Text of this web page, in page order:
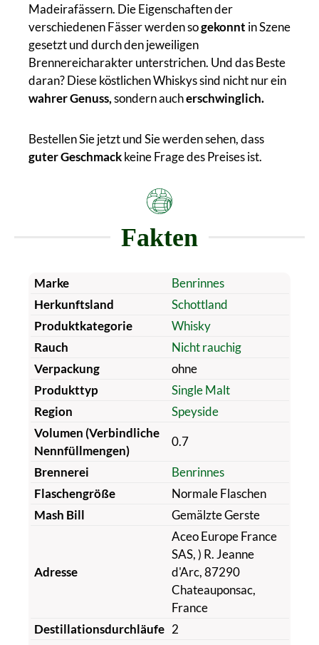
Madeirafässern. Die Eigenschaften der
verschiedenen Fässer werden sogekonnt in Szene
gesetzt und durch den jeweiligen
Brennereicharakter unterstrichen. Und das Beste
daran? Diese köstlichen Whiskys sind nicht nur ein
wahrer Genuss,sondern aucherschwinglich.
Bestellen Sie jetzt und Sie werden sehen, dass
guter Geschmackkeine Frage des Preises ist.
Fakten
Marke
Benrinnes
Herkunftsland
Schottland
Produktkategorie
Whisky
Rauch
Nicht rauchig
Verpackung
ohne
Produkttyp
Single Malt
Region
Speyside
Volumen (Verbindliche
Nennfüllmengen)
0.7
Brennerei
Benrinnes
Flaschengröße
Normale Flaschen
Mash Bill
Gemälzte Gerste
Adresse
Aceo Europe France
SAS, ) R. Jeanne
d'Arc, 87290
Chateauponsac,
France
Destillationsdurchläufe 2